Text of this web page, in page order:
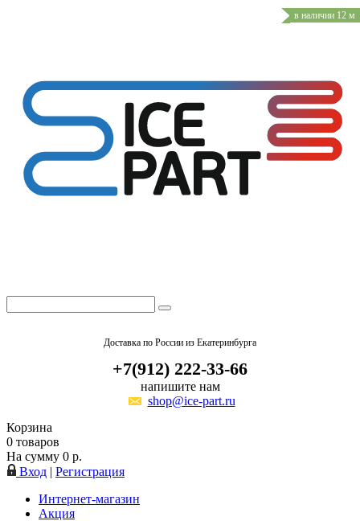
Доставка по России из Екатеринбурга
+7(912) 222-33-66
напишите нам
shop@ice-part.ru
Корзина
0 товаров
На сумму 0 р.
Вход | Регистрация
Интернет-магазин
Акция
в наличии 12 м